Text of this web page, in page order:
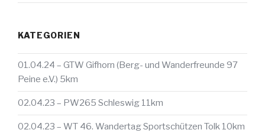
KATEGORIEN
01.04.24 – GTW Gifhorn (Berg- und Wanderfreunde 97
Peine e.V.) 5km
02.04.23 – PW265 Schleswig 11km
02.04.23 – WT 46. Wandertag Sportschützen Tolk 10km